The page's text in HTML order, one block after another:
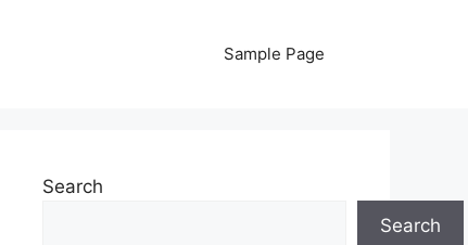
Sample Page
Search
Search